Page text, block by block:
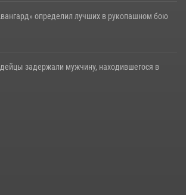
определил лучших в рукопашном бою
задержали мужчину, находившегося в